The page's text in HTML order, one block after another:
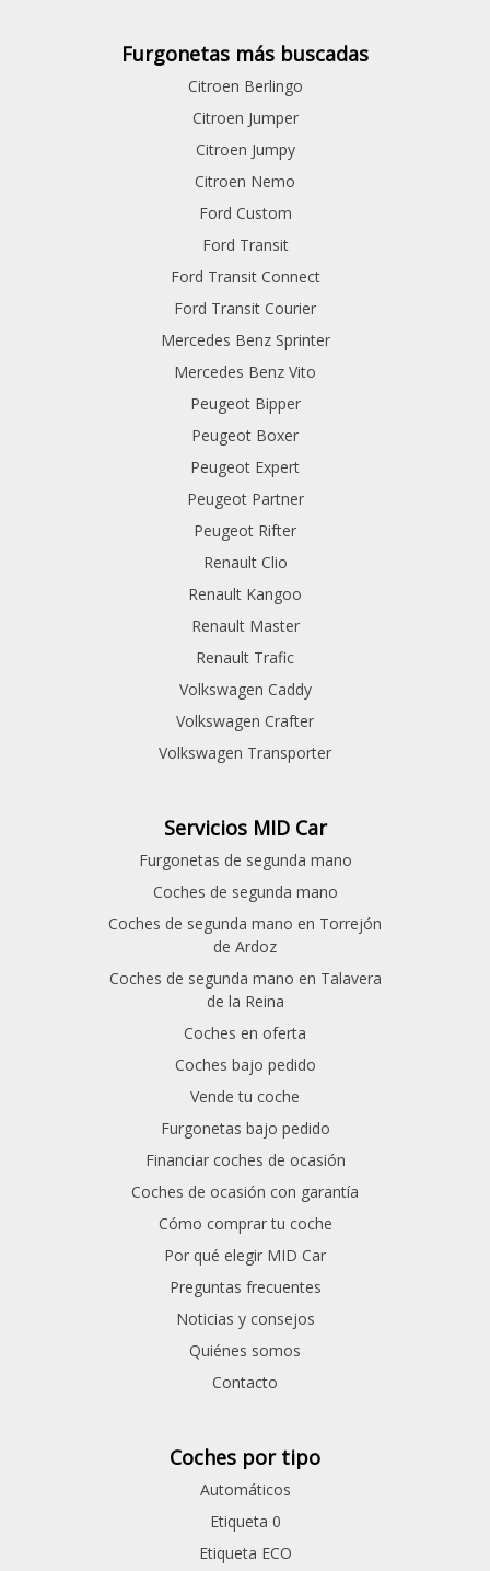
Furgonetas más buscadas
Citroen Berlingo
Citroen Jumper
Citroen Jumpy
Citroen Nemo
Ford Custom
Ford Transit
Ford Transit Connect
Ford Transit Courier
Mercedes Benz Sprinter
Mercedes Benz Vito
Peugeot Bipper
Peugeot Boxer
Peugeot Expert
Peugeot Partner
Peugeot Rifter
Renault Clio
Renault Kangoo
Renault Master
Renault Trafic
Volkswagen Caddy
Volkswagen Crafter
Volkswagen Transporter
Servicios MID Car
Furgonetas de segunda mano
Coches de segunda mano
Coches de segunda mano en Torrejón
de Ardoz
Coches de segunda mano en Talavera
de la Reina
Coches en oferta
Coches bajo pedido
Vende tu coche
Furgonetas bajo pedido
Financiar coches de ocasión
Coches de ocasión con garantía
Cómo comprar tu coche
Por qué elegir MID Car
Preguntas frecuentes
Noticias y consejos
Quiénes somos
Contacto
Coches por tipo
Automáticos
Etiqueta 0
Etiqueta ECO